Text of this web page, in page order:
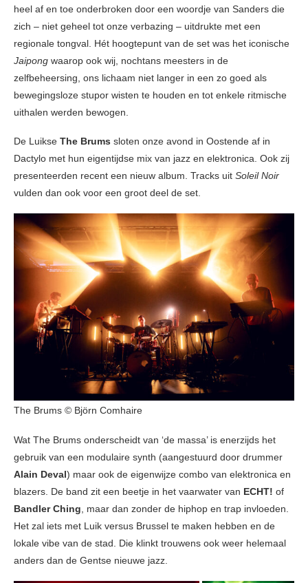
heel af en toe onderbroken door een woordje van Sanders die
zich – niet geheel tot onze verbazing – uitdrukte met een
regionale tongval. Hét hoogtepunt van de set was het iconische
Jaipong waarop ook wij, nochtans meesters in de
zelfbeheersing, ons lichaam niet langer in een zo goed als
bewegingsloze stupor wisten te houden en tot enkele ritmische
uithalen werden bewogen.
De Luikse The Brums sloten onze avond in Oostende af in
Dactylo met hun eigentijdse mix van jazz en elektronica. Ook zij
presenteerden recent een nieuw album. Tracks uit Soleil Noir
vulden dan ook voor een groot deel de set.
The Brums © Björn Comhaire
Wat The Brums onderscheidt van ‘de massa’ is enerzijds het
gebruik van een modulaire synth (aangestuurd door drummer
Alain Deval) maar ook de eigenwijze combo van elektronica en
blazers. De band zit een beetje in het vaarwater van ECHT! of
Bandler Ching, maar dan zonder de hiphop en trap invloeden.
Het zal iets met Luik versus Brussel te maken hebben en de
lokale vibe van de stad. Die klinkt trouwens ook weer helemaal
anders dan de Gentse nieuwe jazz.